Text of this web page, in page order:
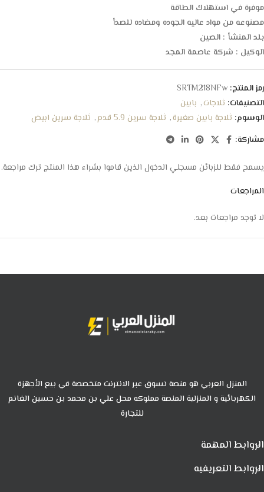
موفرة في استهلاك الطاقة
مصنوعه من مواد عاليه الجوده ومضاده للصدأ
بلد المنشأ : الصين
الوكيل : شركة عاصمة المجد
رمز المنتج: SRTM218NFw
التصنيفات: ثلاجات, بابين
الوسوم: ثلاجة بابين صغيرة, ثلاجة سرين 5.9 قدم , ثلاجة سرين ابيض
مشاركة:
المراجعات
لا توجد مراجعات بعد.
يسمح فقط للزبائن مسجلي الدخول الذين قاموا بشراء هذا المنتج ترك مراجعة.
المنزل العربي هو منصة تسوق عبر الانترنت متخصصة في بيع الأجهزة
الكهربائية و المنزلية المنصة مملوكه محل علي بن محمد بن حسين الغانم
للتجارة
الروابط المهمة
الروابط التعريفيه